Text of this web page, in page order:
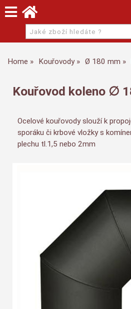
Home Kouřovody Ø 180 mm
Kouřovod koleno ∅
Ocelové kouřovody slouží k
sporáku či krbové vložky s
plechu tl.1,5 nebo 2mm